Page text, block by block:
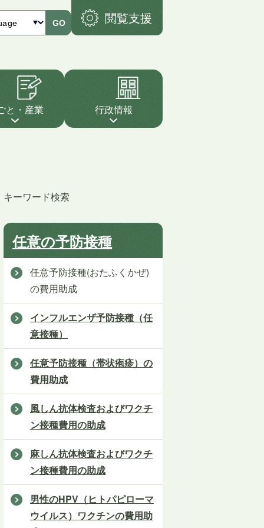
GO 閲覧支援
と・産業 行政情報
キーワード検索
任意の予防接種
任意予防接種(おたふくかぜ)
の費用助成
インフルエンザ予防接種（任
意接種）
任意予防接種（帯状疱疹）の
費用助成
風しん抗体検査およびワクチ
ン接種費用の助成
麻しん抗体検査およびワクチ
ン接種費用の助成
男性のHPV（ヒトパピローマ
ウイルス）ワクチンの費用助